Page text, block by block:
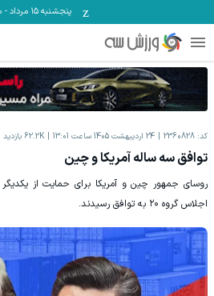
پنجشنبه ۱۵ مرداد -
کد: 2360828 24 اردیبهشت 1405 ساعت 13:01 62.2K بازدید
توافق سه ساله آمریکا و چین
روسای جمهور چین و آمریکا برای حمایت از
اجلاس گروه ۲۰ به توافق رسیدند.